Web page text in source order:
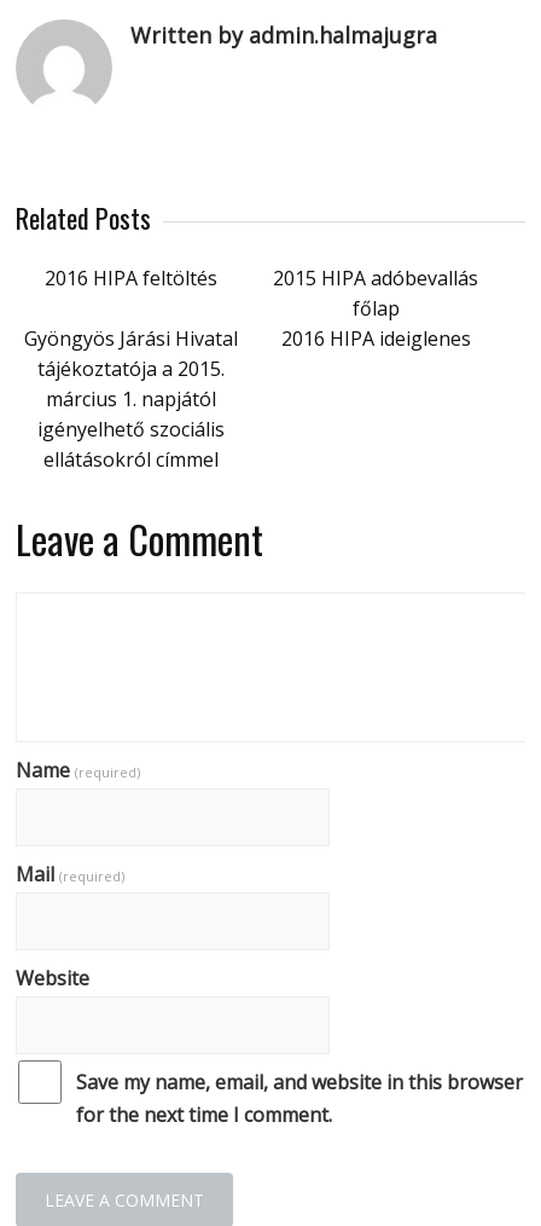
Written by admin.halmajugra
Related Posts
2016 HIPA feltöltés
2015 HIPA adóbevallás
főlap
Gyöngyös Járási Hivatal
tájékoztatója a 2015.
március 1. napjától
igényelhető szociális
ellátásokról címmel
2016 HIPA ideiglenes
Leave a Comment
Name(required)
Mail(required)
Website
Save my name, email, and website in this browser
for the next time I comment.